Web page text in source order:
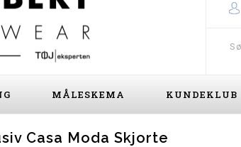
MÅLESKEMA KUNDEKLUB
Casa Moda Skjorte